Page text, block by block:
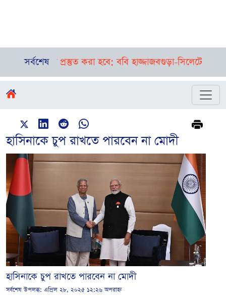
সর্বশেষ
প্রস্তুত করা হবে: ববি হাজ্জাজবগুড়া-সিলেটে পৃথক
হাসিনাকে ‌চুপ রাখতে পারবেন না মোদী
হাসিনাকে ‌চুপ রাখতে পারবেন না মোদী
সর্বশেষ উপলব্ধ: এপ্রিল ২৮, ২০২৫ ১২:২৬ অপরাহ্ন